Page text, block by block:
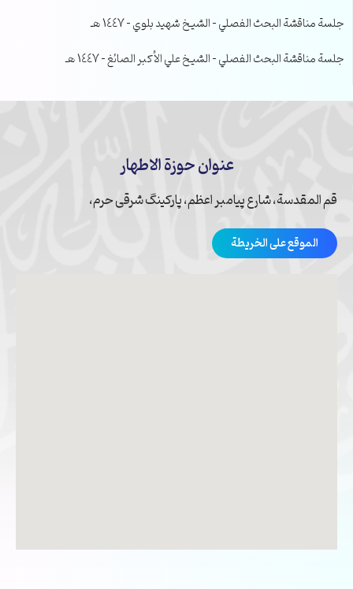
جلسة مناقشة البحث الفصلي – الشيخ شهيد بلوي – 1447 هـ
جلسة مناقشة البحث الفصلي – الشيخ علي الأكبر الصائغ – 1447 هـ
عنوان حوزة الاطهار
قم المقدسة، شارع پیامبر اعظم، پارکینگ شرقی حرم،
الموقع على الخريطة